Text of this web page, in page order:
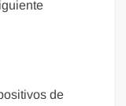
de